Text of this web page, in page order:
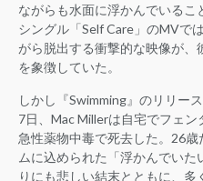
ながらも水面に浮かんでいる
シングル「Self Care」のMVで
がら脱出する衝撃的な映像が
を象徴していた。
しかし『Swimming』のリリー
7日、Mac Millerは自宅でフェ
急性薬物中毒で死去した。26
ムに込められた「浮かんでい
りにも悲しい結末とともに、